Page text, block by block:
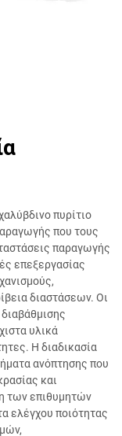
πυρίτιο
που τους
παραγωγής
επεξεργασίας
διαστάσεων. Οι
υλικά
Η διαδικασία
ανόπτησης που
και
των επιθυμητών
ελέγχου ποιότητας